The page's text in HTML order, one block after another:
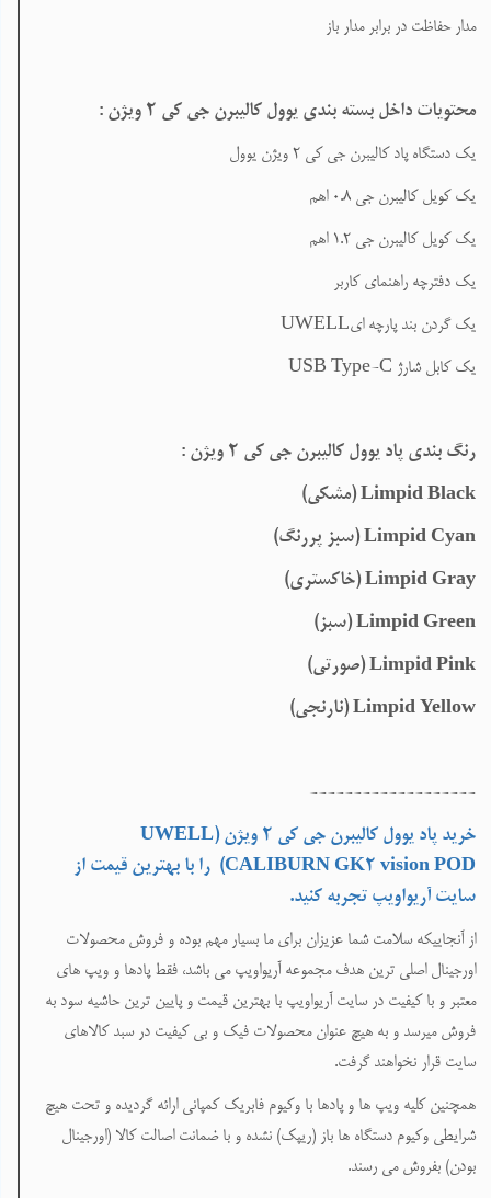
مدار حفاظت در برابر مدار باز
محتویات داخل بسته بندی یوول کالیبرن جی کی 2 ویژن :
یک دستگاه پاد کالیبرن جی کی ۲ ویژن یوول
یک کویل کالیبرن جی 0.8 اهم
یک کویل کالیبرن جی 1.2 اهم
یک دفترچه راهنمای کاربر
یک گردن بند پارچه ایUWELL
یک کابل شارژ USB Type-C
رنگ‌ بندی پاد یوول کالیبرن جی کی 2 ویژن :
Limpid Black(مشکی)
Limpid Cyan(سبز پررنگ)
Limpid Gray(خاکستری)
Limpid Green(سبز)
Limpid Pink(صورتی)
Limpid Yellow(نارنجی)
-------------------
خرید پاد یوول کالیبرن جی کی 2 ویژن (
UWELL
CALIBURN GK2 vision POD
) را با بهترین قیمت از
سایت آریواویپ تجربه کنید.
از آنجاییکه سلامت شما عزیزان برای ما بسیار مهم بوده و فروش محصولات
اورجینال اصلی ترین هدف مجموعه آریواویپ می باشد، فقط پادها و ویپ های
معتبر و با کیفیت در سایت آریواویپ با بهترین قیمت و پایین ترین حاشیه سود به
فروش میرسد و به هیچ عنوان محصولات فیک و بی کیفیت در سبد کالاهای
سایت قرار نخواهند گرفت.
همچنین کلیه ویپ ها و پادها با وکیوم فابریک کمپانی ارائه گردیده و تحت هیچ
شرایطی وکیوم دستگاه ها باز (ریپک) نشده و با ضمانت اصالت کالا (اورجینال
بودن) بفروش می رسند.